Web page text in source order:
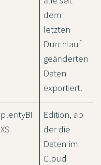
dem
letzten
Durchlauf
geänderten
Daten
exportiert.
plentyBI
XS
Edition, ab
der die
Daten im
Cloud